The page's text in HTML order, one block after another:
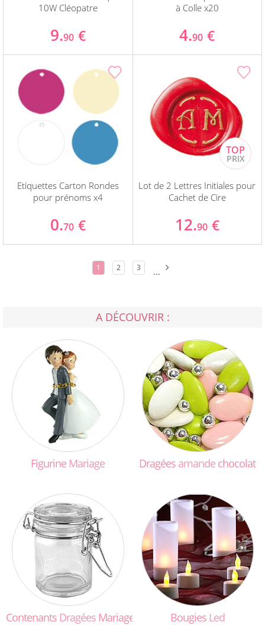
10W Cléopatre
9.90 €
à Colle x20
4.90 €
Etiquettes Carton Rondes
pour prénoms x4
0.70 €
Lot de 2 Lettres Initiales pour
Cachet de Cire
12.90 €
1 2 3 ...
A DÉCOUVRIR :
Figurine Mariage Dragées amande chocolat
Contenants Dragées Mariage Bougies Led